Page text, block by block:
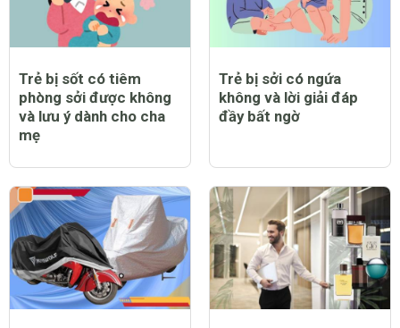
và lưu ý dành cho cha
mẹ
đầy bất ngờ